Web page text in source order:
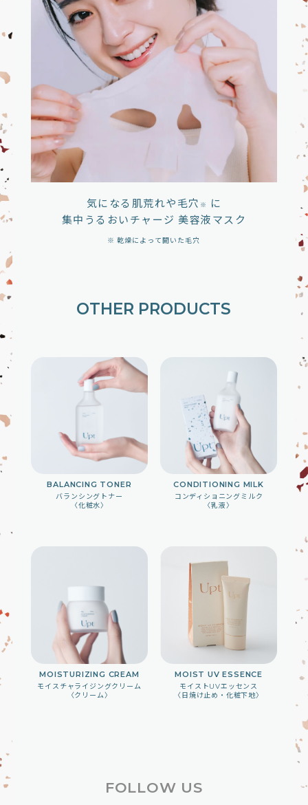
気になる肌荒れや毛穴 ※
に
集中うるおいチャージ 美容液マスク
※ 乾燥によって開いた毛穴
OTHER PRODUCTS
BALANCING TONER
バランシングトナー
〈化粧⽔〉
CONDITIONING MILK
コンディショニングミルク
〈乳液〉
MOISTURIZING CREAM
モイスチャライジングクリーム
〈クリーム〉
MOIST UV ESSENCE
モイストUVエッセンス
〈日焼け止め・化粧下地〉
FOLLOW US